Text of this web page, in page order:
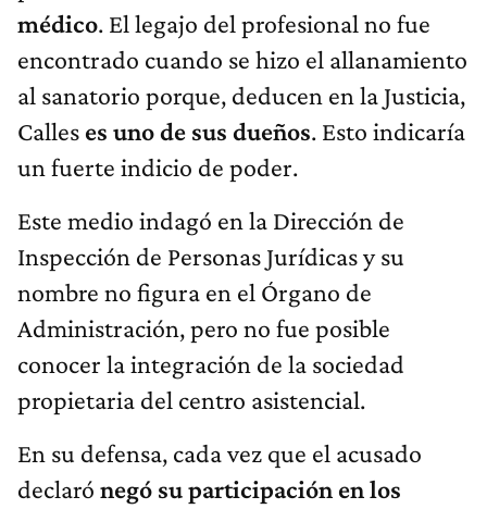
médico. El legajo del profesional no fue
encontrado cuando se hizo el allanamiento
al sanatorio porque, deducen en la Justicia,
Calles es uno de sus dueños. Esto indicaría
un fuerte indicio de poder.
Este medio indagó en la Dirección de
Inspección de Personas Jurídicas y su
nombre no figura en el Órgano de
Administración, pero no fue posible
conocer la integración de la sociedad
propietaria del centro asistencial.
En su defensa, cada vez que el acusado
declaró negó su participación en los